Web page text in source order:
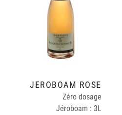
JÉROBOAM ROSÉ
Zéro dosage
Jéroboam : 3L